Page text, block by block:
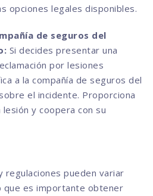
opciones legales disponibles.
de seguros del
Si decides presentar una
por lesiones
a la compañía de seguros del
el incidente. Proporciona
y coopera con su
regulaciones pueden variar
que es importante obtener